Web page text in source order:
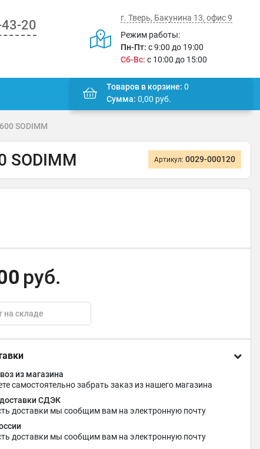
20
г. Тверь, Бакунина 13, офис 9
Режим работы:
Пн-Пт: с 9:00 до 19:00
Сб-Вс: с 10:00 до 15:00
Товаров в корзине: 0
Сумма: 0,00 руб.
SODIMM
SODIMM Артикул: 0029-000120
руб.
на складе
из магазина
самостоятельно забрать заказ из нашего магазина
СДЭК
доставки мы сообщим вам на электронную почту
доставки мы сообщим вам на электронную почту